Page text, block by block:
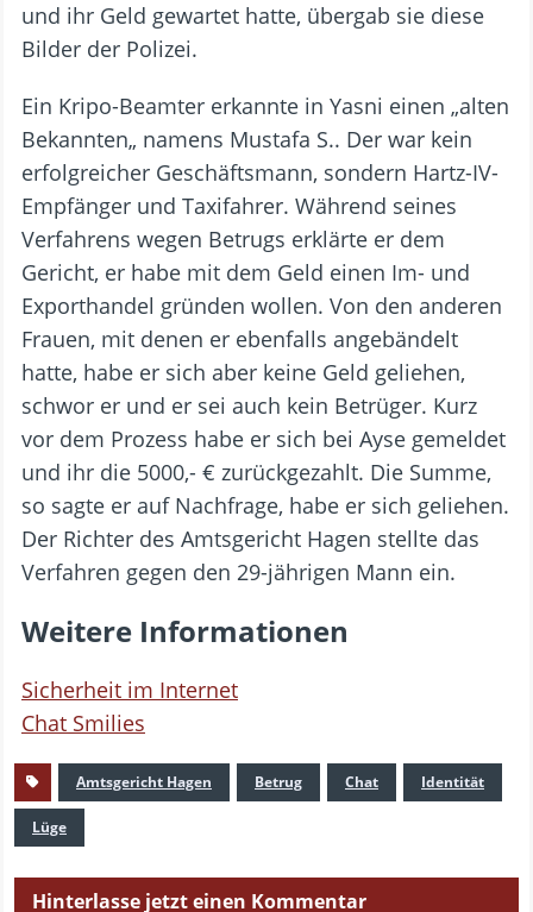
und ihr Geld gewartet hatte, übergab sie diese
Bilder der Polizei.
Ein Kripo-Beamter erkannte in Yasni einen „alten
Bekannten„ namens Mustafa S.. Der war kein
erfolgreicher Geschäftsmann, sondern Hartz-IV-
Empfänger und Taxifahrer. Während seines
Verfahrens wegen Betrugs erklärte er dem
Gericht, er habe mit dem Geld einen Im- und
Exporthandel gründen wollen. Von den anderen
Frauen, mit denen er ebenfalls angebändelt
hatte, habe er sich aber keine Geld geliehen,
schwor er und er sei auch kein Betrüger. Kurz
vor dem Prozess habe er sich bei Ayse gemeldet
und ihr die 5000,- € zurückgezahlt. Die Summe,
so sagte er auf Nachfrage, habe er sich geliehen.
Der Richter des Amtsgericht Hagen stellte das
Verfahren gegen den 29-jährigen Mann ein.
Weitere Informationen
Sicherheit im Internet
Chat Smilies
Amtsgericht Hagen Betrug Chat Identität
Lüge
Hinterlasse jetzt einen Kommentar